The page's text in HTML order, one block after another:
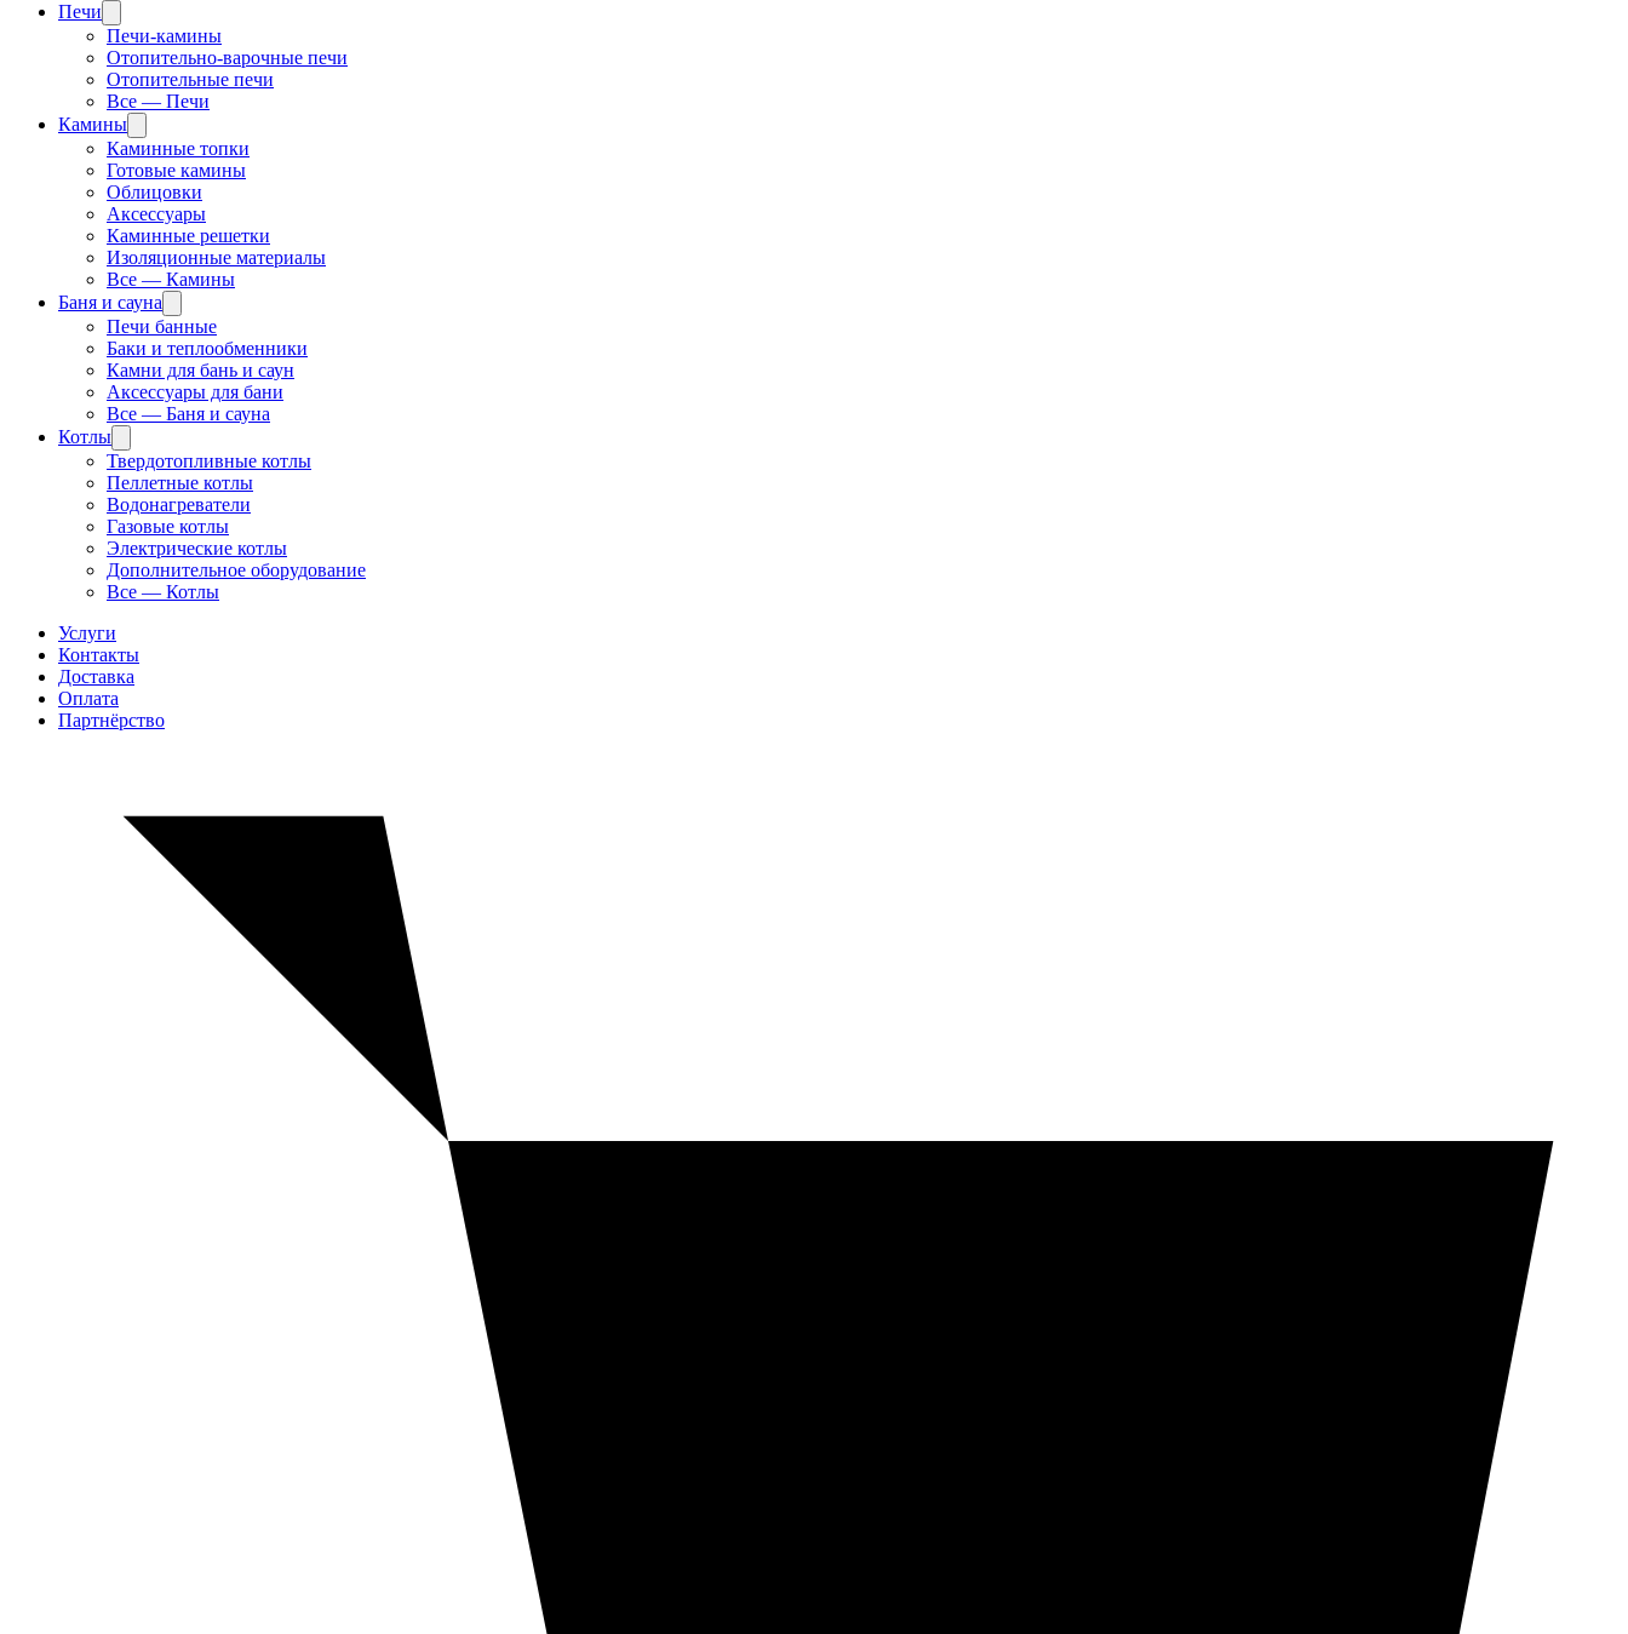
Печи
Печи-камины
Отопительно-варочные печи
Отопительные печи
Все — Печи
Камины
Каминные топки
Готовые камины
Облицовки
Аксессуары
Каминные решетки
Изоляционные материалы
Все — Камины
Баня и сауна
Печи банные
Баки и теплообменники
Камни для бань и саун
Аксессуары для бани
Все — Баня и сауна
Котлы
Твердотопливные котлы
Пеллетные котлы
Водонагреватели
Газовые котлы
Электрические котлы
Дополнительное оборудование
Все — Котлы
Услуги
Контакты
Доставка
Оплата
Партнёрство